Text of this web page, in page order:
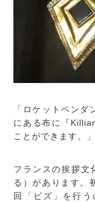
「ロケットペン
にある布に『
ことができます。」
フランスの挨拶文
る）があります。
回「ビズ」を行